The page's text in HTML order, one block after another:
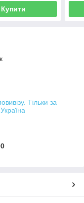
Купити
Тільки за